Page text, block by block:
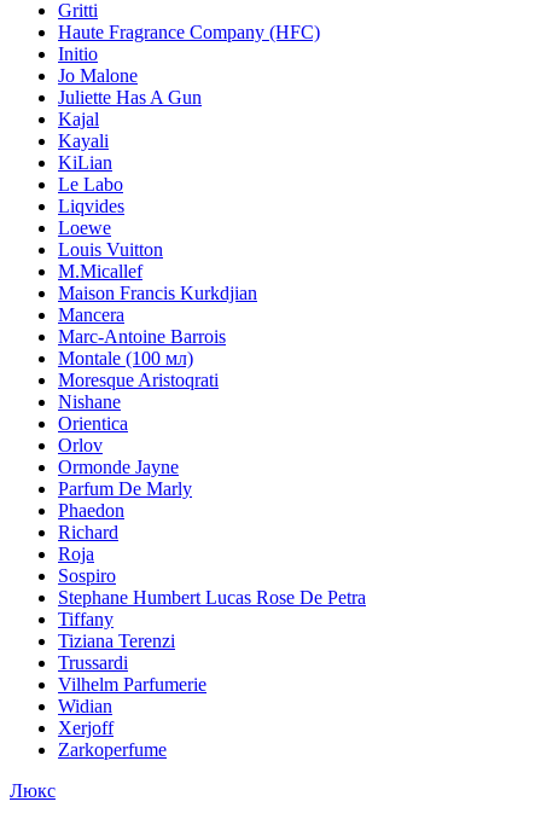
Gritti
Haute Fragrance Company (HFC)
Initio
Jo Malone
Juliette Has A Gun
Kajal
Kayali
KiLian
Le Labo
Liqvides
Loewe
Louis Vuitton
M.Micallef
Maison Francis Kurkdjian
Mancera
Marc-Antoine Barrois
Montale (100 мл)
Moresque Aristoqrati
Nishane
Orientica
Orlov
Ormonde Jayne
Parfum De Marly
Phaedon
Richard
Roja
Sospiro
Stephane Humbert Lucas Rose De Petra
Tiffany
Tiziana Terenzi
Trussardi
Vilhelm Parfumerie
Widian
Xerjoff
Zarkoperfume
Люкс